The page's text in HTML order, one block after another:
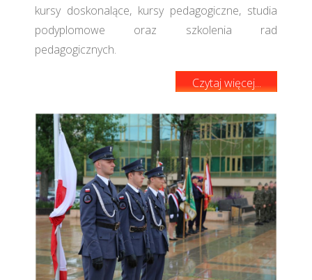
kursy doskonalące, kursy pedagogiczne, studia
podyplomowe oraz szkolenia rad
pedagogicznych.
Czytaj więcej...